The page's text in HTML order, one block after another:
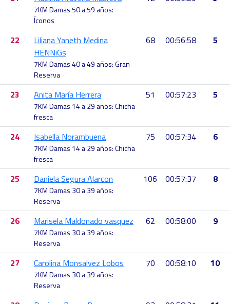
7KM Damas 50 a 59 años:
Íconos
22
Liliana Yaneth Medina
HENNiGs
7KM Damas 40 a 49 años: Gran
Reserva
68 00:56:58 5
23 Anita María Herrera
7KM Damas 14 a 29 años: Chicha
fresca
51 00:57:23 5
24 Isabella Norambuena
7KM Damas 14 a 29 años: Chicha
fresca
75 00:57:34 6
25 Daniela Segura Alarcon
7KM Damas 30 a 39 años:
Reserva
106 00:57:37 8
26 Marisela Maldonado vasquez
7KM Damas 30 a 39 años:
Reserva
62 00:58:00 9
27 Carolina Monsalvez Lobos
7KM Damas 30 a 39 años:
Reserva
70 00:58:10 10